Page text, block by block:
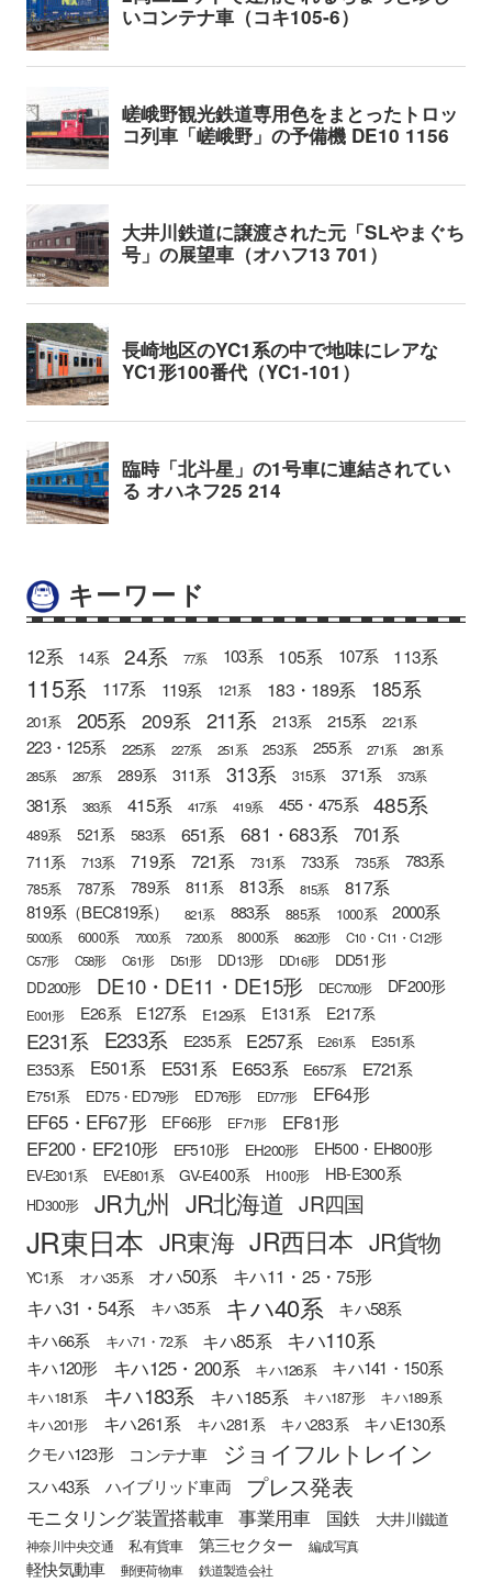
キーワード
12系 14系 24系 77系 103系 105系 107系 113系
115系 117系 119系 121系 183・189系 185系
201系 205系 209系 211系 213系 215系 221系
223・125系 225系 227系 251系 253系 255系 271系
281系
285系
287系 289系 311系 313系 315系 371系 373系
381系 383系 415系 417系 419系 455・475系 485系
489系 521系 583系 651系 681・683系 701系
711系 713系 719系 721系 731系 733系 735系 783系
785系 787系 789系 811系 813系 815系 817系
819系（BEC819系） 821系 883系 885系 1000系 2000系
5000系 6000系 7000系 7200系 8000系 8620形
C10・C11・C12形
C57形
C58形 C61形 D51形 DD13形 DD16形 DD51形
DD200形 DE10・DE11・DE15形 DEC700形 DF200形
E001形 E26系 E127系 E129系 E131系 E217系
E231系 E233系 E235系 E257系 E261系 E351系
E353系 E501系 E531系 E653系 E657系 E721系
E751系 ED75・ED79形 ED76形 ED77形 EF64形
EF65・EF67形 EF66形 EF71形
EF81形
EF200・EF210形
EF510形 EH200形 EH500・EH800形
EV-E301系 EV-E801系 GV-E400系 H100形 HB-E300系
HD300形 JR九州 JR北海道 JR四国
JR東日本 JR東海 JR西日本 JR貨物
YC1系 オハ35系 オハ50系 キハ11・25・75形
キハ31・54系 キハ35系 キハ40系 キハ58系
キハ66系 キハ71・72系 キハ85系 キハ110系
キハ120形 キハ125・200系 キハ126系 キハ141・150系
キハ181系 キハ183系 キハ185系 キハ187形
キハ189系
キハ201形
キハ261系 キハ281系 キハ283系
キハE130系
クモハ123形
コンテナ車 ジョイフルトレイン
スハ43系 ハイブリッド車両 プレス発表
モニタリング装置搭載車 事業用車 国鉄 大井川鐵道
神奈川中央交通 私有貨車 第三セクター 編成写真
軽快気動車 郵便荷物車 鉄道製造会社